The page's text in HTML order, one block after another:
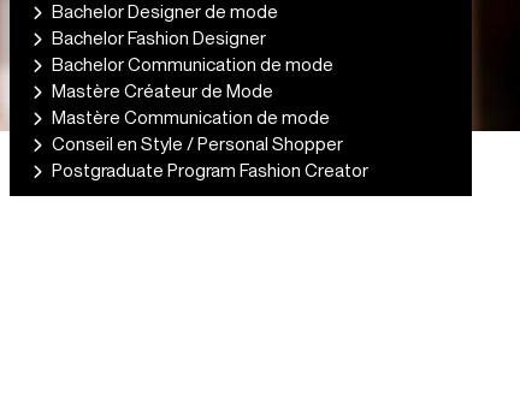
Bachelor Designer de mode
Bachelor Fashion Designer
Bachelor Communication de mode
Mastère Créateur de Mode
Mastère Communication de mode
Conseil en Style / Personal Shopper
Postgraduate Program Fashion Creator